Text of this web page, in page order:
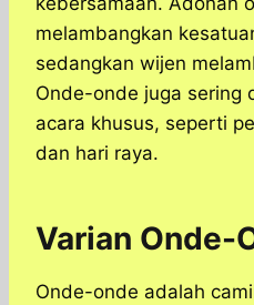
melambangkan
sedangkan wijen
Onde-onde juga sering
acara khusus, seperti
dan hari raya.
Varian Onde-
Onde-onde adalah